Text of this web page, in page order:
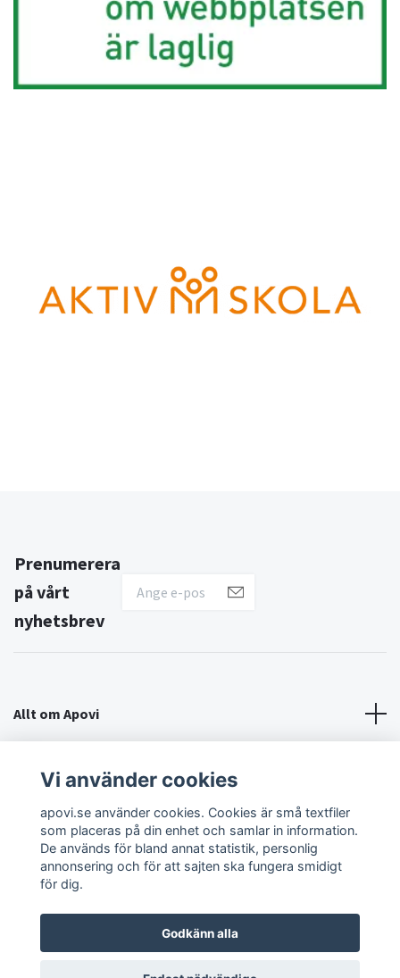
Prenumerera
på vårt
nyhetsbrev
Allt om Apovi
Sociala medier
© 2026 Apovi
Vi använder cookies
apovi.se använder cookies. Cookies är små textfiler
som placeras på din enhet och samlar in information.
De används för bland annat statistik, personlig
annonsering och för att sajten ska fungera smidigt
för dig.
Godkänn alla